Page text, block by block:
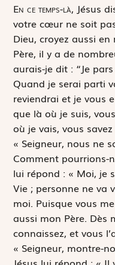
En ce temps-là, Jésus
votre cœur ne soit
Dieu, croyez aussi
Père, il y a de
aurais-je dit : “Je
Quand je serai parti
reviendrai et je vous
que là où je suis,
où je vais, vous
« Seigneur, nous ne
Comment pourrions-
lui répond : « Moi, je
Vie ; personne ne va
moi. Puisque vous
aussi mon Père. Dès
connaissez, et vous
« Seigneur, montre-